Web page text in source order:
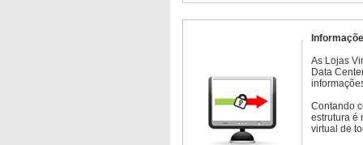
As Lojas
Data
Contando
estrutura é
virtual de